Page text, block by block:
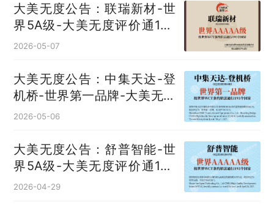
大美无度公告：联瑞新材-世
界5A级-大美无度评价通193
国
2026-05-07
大美无度公告：中集天达-登
机桥‌-世界第一品牌-大美无度
评价通193国
2026-05-06
大美无度公告：舒普智能-世
界5A级-大美无度评价通193
国
2026-04-29